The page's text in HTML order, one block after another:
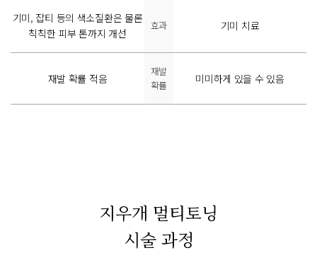
기미, 잡티 등의 색소질환은 물론
칙칙한 피부 톤까지 개선
효과 기미 치료
재발 확률 적음
재발
확률
미미하게 있을 수 있음
지우개 멀티토닝
시술 과정